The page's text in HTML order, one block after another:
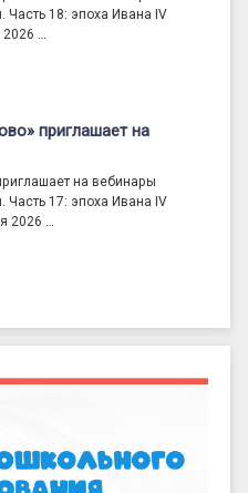
Часть 18: эпоха Ивана IV
…
приглашает на
на вебинары
Часть 17: эпоха Ивана IV
2026 …